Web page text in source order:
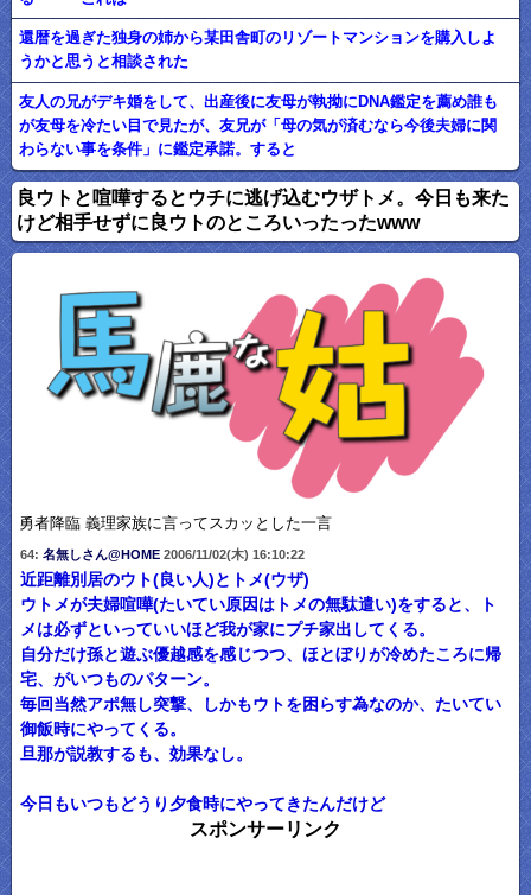
還暦を過ぎた独身の姉から某田舎町のリゾートマンションを購入しよ
うかと思うと相談された
友人の兄がデキ婚をして、出産後に友母が執拗にDNA鑑定を薦め誰も
が友母を冷たい目で見たが、友兄が「母の気が済むなら今後夫婦に関
わらない事を条件」に鑑定承諾。すると
良ウトと喧嘩するとウチに逃げ込むウザトメ。今日も来た
けど相手せずに良ウトのところいったったwww
勇者降臨 義理家族に言ってスカッとした一言
64: 名無しさん@HOME2006/11/02(木) 16:10:22
近距離別居のウト(良い人)とトメ(ウザ)
ウトメが夫婦喧嘩(たいてい原因はトメの無駄遣い)をすると、ト
メは必ずといっていいほど我が家にプチ家出してくる。
自分だけ孫と遊ぶ優越感を感じつつ、ほとぼりが冷めたころに帰
宅、がいつものパターン。
毎回当然アポ無し突撃、しかもウトを困らす為なのか、たいてい
御飯時にやってくる。
旦那が説教するも、効果なし。
今日もいつもどうり夕食時にやってきたんだけど
スポンサーリンク